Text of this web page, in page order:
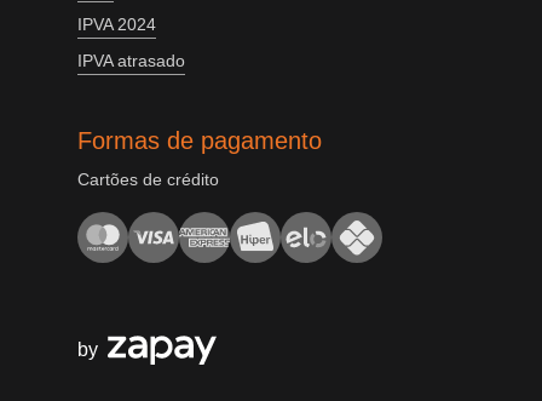
IPVA 2024
IPVA atrasado
Formas de pagamento
Cartões de crédito
by